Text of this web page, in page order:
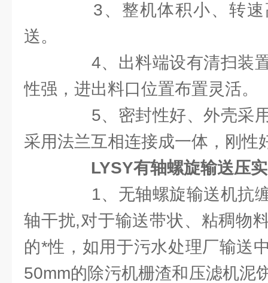
3、整机体积小、转速
送。
4、出料端设有清扫装置
性强，进出料口位置布置灵活。
5、密封性好、外壳采用
采用法兰互相连接成一体，刚性
LYSY有轴螺旋输送压
1、无轴螺旋输送机抗缠
轴干扰,对于输送带状、粘稠物
的*性，如用于污水处理厂输送
50mm的除污机栅渣和压滤机泥